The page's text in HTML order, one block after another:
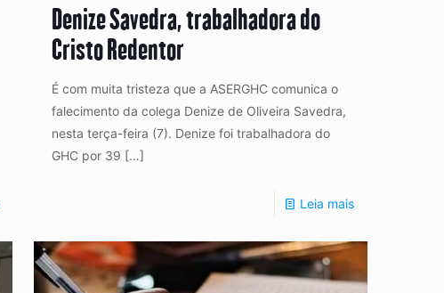
Denize Savedra, trabalhadora do
Cristo Redentor
É com muita tristeza que a ASERGHC comunica o
falecimento da colega Denize de Oliveira Savedra,
nesta terça-feira (7). Denize foi trabalhadora do
GHC por 39 […]
Leia mais